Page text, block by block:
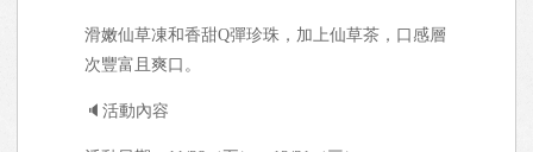
滑嫩仙草凍和香甜Q彈珍珠，加上仙草茶，口感層
次豐富且爽口。
🔈活動內容